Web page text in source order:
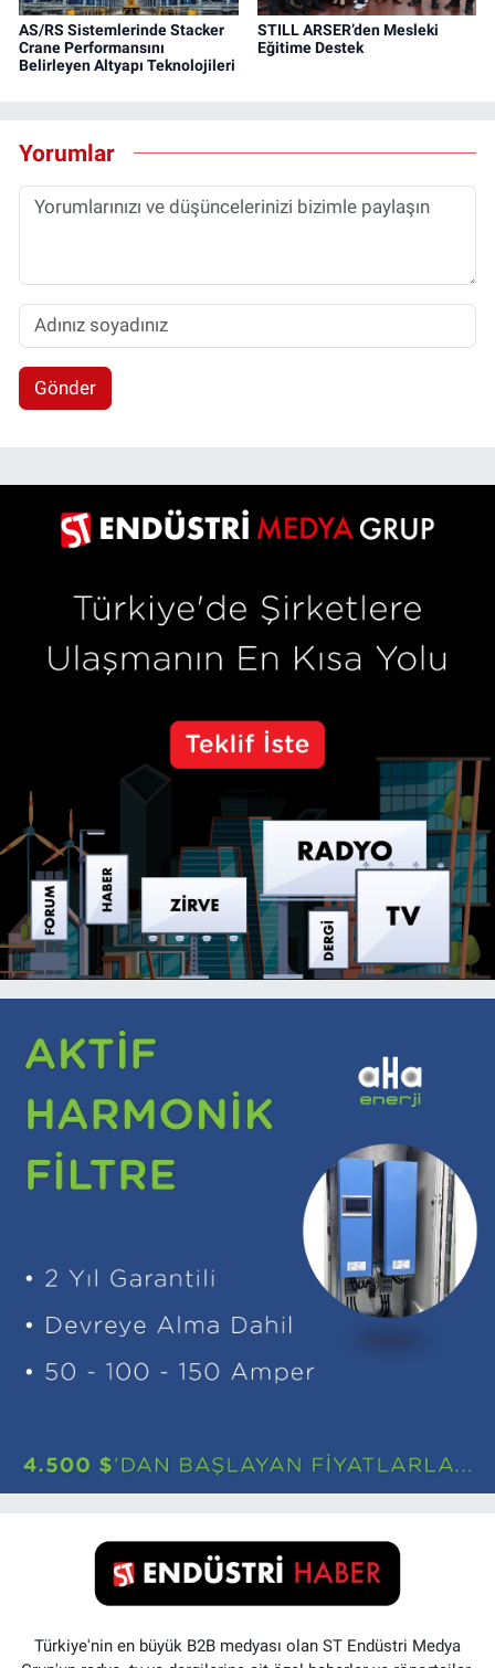
AS/RS Sistemlerinde Stacker
Crane Performansını
Belirleyen Altyapı Teknolojileri
STILL ARSER’den Mesleki
Eğitime Destek
Yorumlar
Gönder
Türkiye'nin en büyük B2B medyası olan ST Endüstri Medya